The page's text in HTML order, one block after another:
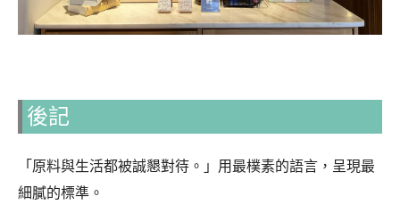
後記
「原料與生活都被誠懇對待。」用最樸素的語言，呈現最
細膩的標準。